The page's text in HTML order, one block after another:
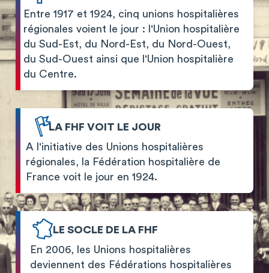
Entre 1917 et 1924, cinq unions hospitalières
régionales voient le jour : l'Union hospitalière
du Sud-Est, du Nord-Est, du Nord-Ouest,
du Sud-Ouest ainsi que l'Union hospitalière
du Centre.
LA FHF VOIT LE JOUR
A l'initiative des Unions hospitalières
régionales, la Fédération hospitalière de
France voit le jour en 1924.
LE SOCLE DE LA FHF
En 2006, les Unions hospitalières
deviennent des Fédérations hospitalières